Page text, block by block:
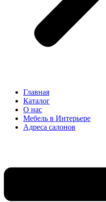
Главная
Каталог
О нас
Мебель в Интерьере
Адреса салонов